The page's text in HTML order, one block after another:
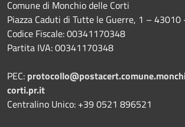
Comune di Monchio delle Corti
Piazza Caduti di Tutte le Guerre, 1 – 43010
Codice Fiscale: 00341170348
Partita IVA: 00341170348
PEC:
corti.pr.it
Centralino Unico: +39 0521 896521